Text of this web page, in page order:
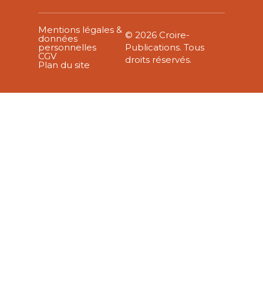
Mentions légales &
données
personnelles
CGV
Plan du site
© 2026 Croire-
Publications. Tous
droits réservés.